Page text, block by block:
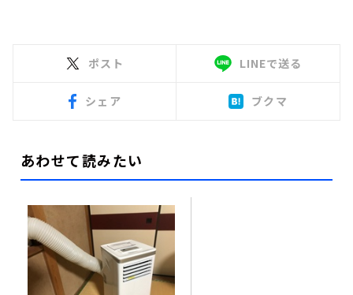
ポスト LINEで送る
シェア ブクマ
あわせて読みたい